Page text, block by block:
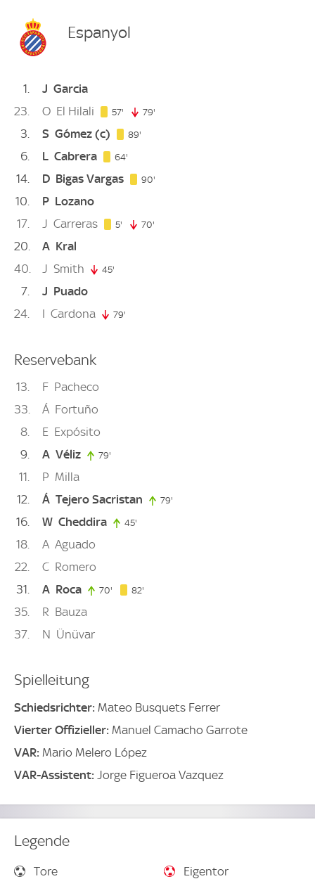
Espanyol
1 J Garcia
23
O El Hilali 57' 57. minute
79'
3 S Gómez (c) 89'
6 L Cabrera 64'
14 D Bigas Vargas 90'
10 P Lozano
17
J Carreras 5' 5. minute
70'
20 A Kral
40
J Smith 45'
7 J Puado
24
I Cardona 79'
Reservebank
13 F Pacheco
33
Á Fortuño
8
E Expósito
9
A Véliz 79'
11 P Milla
12
Á Tejero Sacristan 79'
16 W Cheddira 45'
18 A Aguado
22
C Romero
31
A Roca 70' 70. minute
82'
35 R Bauza
37
N Ünüvar
Spielleitung
Schiedsrichter: Mateo Busquets Ferrer
Vierter Offizieller: Manuel Camacho Garrote
VAR: Mario Melero López
VAR-Assistent: Jorge Figueroa Vazquez
Legende
Tore
Eigentor